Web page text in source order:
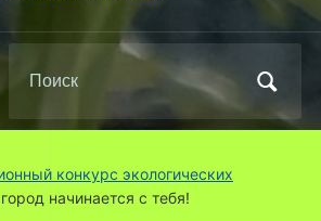
по:
конкурс экологических
начинается с тебя!